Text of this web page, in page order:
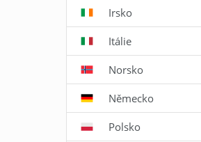
Irsko
Itálie
Norsko
Německo
Polsko